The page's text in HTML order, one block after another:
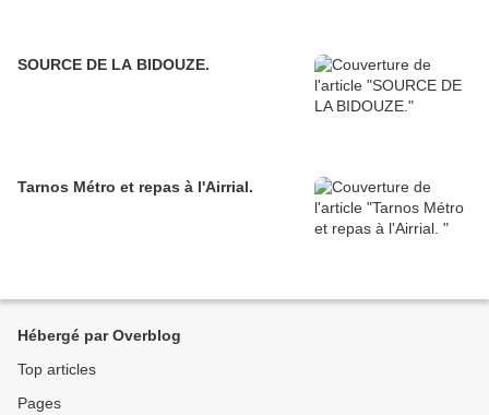
SOURCE DE LA BIDOUZE.
Tarnos Métro et repas à l'Airrial.
Hébergé par Overblog
Top articles
Pages